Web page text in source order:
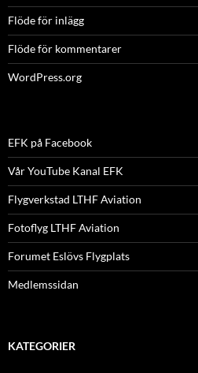
Flöde för inlägg
Flöde för kommentarer
WordPress.org
EFK på Facebook
Vår YouTube Kanal EFK
Flygverkstad LTHF Aviation
Fotoflyg LTHF Aviation
Forumet Eslövs Flygplats
Medlemssidan
KATEGORIER